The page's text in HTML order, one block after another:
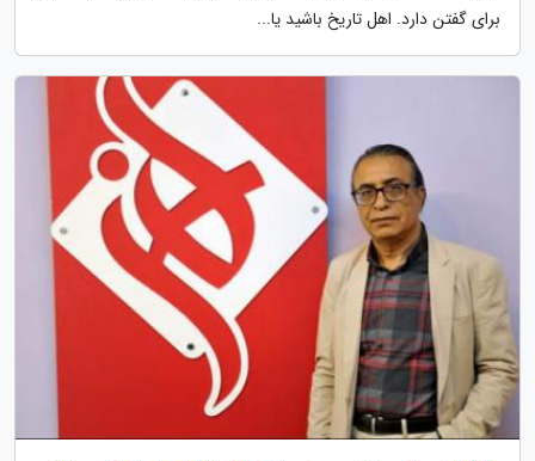
برای گفتن دارد. اهل تاریخ باشید یا...